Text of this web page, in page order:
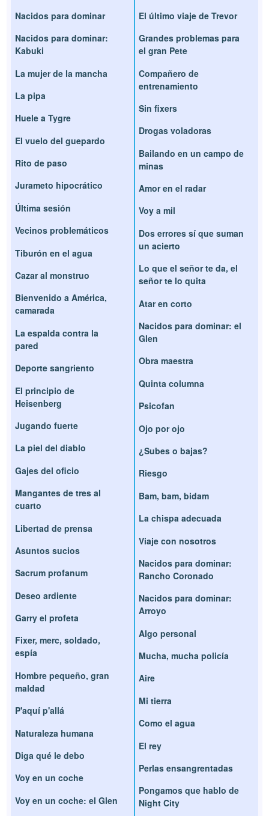
Nacidos para dominar
Nacidos para dominar:
Kabuki
La mujer de la mancha
La pipa
Huele a Tygre
El vuelo del guepardo
Rito de paso
Jurameto hipocrático
Última sesión
Vecinos problemáticos
Tiburón en el agua
Cazar al monstruo
Bienvenido a América,
camarada
La espalda contra la
pared
Deporte sangriento
El principio de
Heisenberg
Jugando fuerte
La piel del diablo
Gajes del oficio
Mangantes de tres al
cuarto
Libertad de prensa
Asuntos sucios
Sacrum profanum
Deseo ardiente
Garry el profeta
Fixer, merc, soldado,
espía
Hombre pequeño, gran
maldad
P'aquí p'allá
Naturaleza humana
Diga qué le debo
Voy en un coche
Voy en un coche: el Glen
El último viaje de Trevor
Grandes problemas para
el gran Pete
Compañero de
entrenamiento
Sin fixers
Drogas voladoras
Bailando en un campo de
minas
Amor en el radar
Voy a mil
Dos errores sí que suman
un acierto
Lo que el señor te da, el
señor te lo quita
Atar en corto
Nacidos para dominar: el
Glen
Obra maestra
Quinta columna
Psicofan
Ojo por ojo
¿Subes o bajas?
Riesgo
Bam, bam, bidam
La chispa adecuada
Viaje con nosotros
Nacidos para dominar:
Rancho Coronado
Nacidos para dominar:
Arroyo
Algo personal
Mucha, mucha policía
Aire
Mi tierra
Como el agua
El rey
Perlas ensangrentadas
Pongamos que hablo de
Night City